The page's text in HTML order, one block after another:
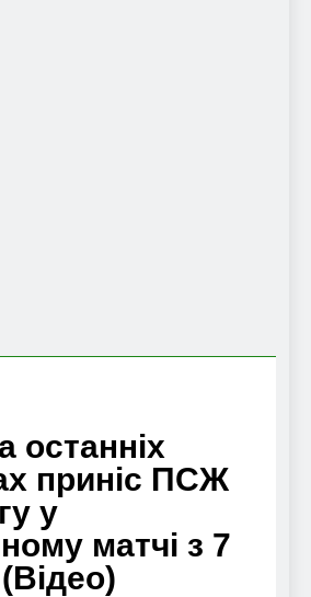
останніх
приніс ПСЖ
у
матчі з 7